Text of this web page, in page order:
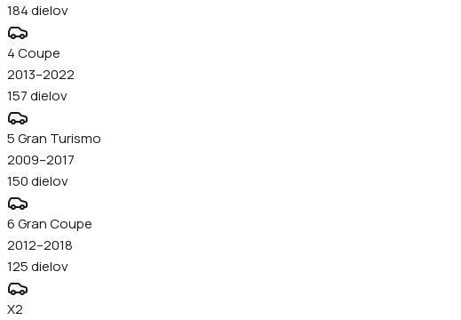
184dielov
4 Coupe
2013–2022
157dielov
5 Gran Turismo
2009–2017
150dielov
6 Gran Coupe
2012–2018
125dielov
X2